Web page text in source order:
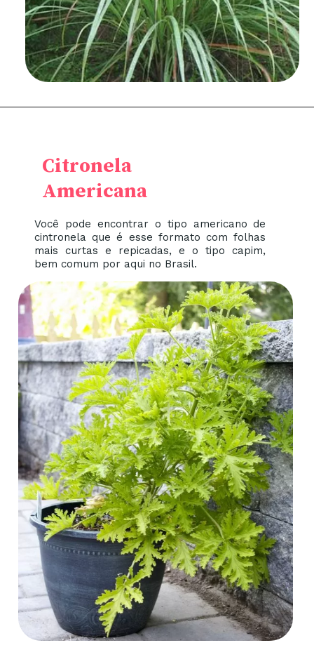
Você pode encontrar o tipo americano de
cintronela que é esse formato com folhas
mais curtas e repicadas, e o tipo capim,
bem comum por aqui no Brasil.
Citronela
Americana